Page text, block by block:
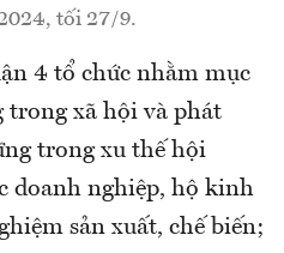
tối 27/9.
4 tổ chức nhằm mục
trong xã hội và phát
trong xu thế hội
doanh nghiệp, hộ kinh
sản xuất, chế biến;